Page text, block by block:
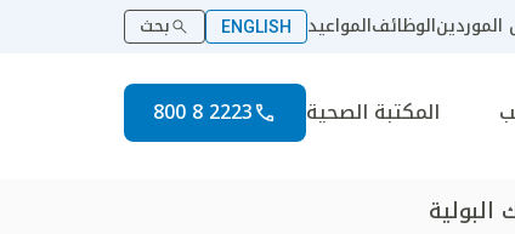
الوظائفالمواعيد ENGLISH بحث
المكتبة الصحية 2223 8 800
البولية